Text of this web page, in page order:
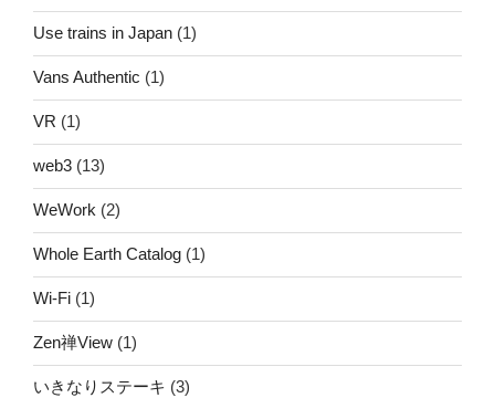
Use trains in Japan (1)
Vans Authentic (1)
VR (1)
web3 (13)
WeWork (2)
Whole Earth Catalog (1)
Wi-Fi (1)
Zen禅View (1)
いきなりステーキ (3)